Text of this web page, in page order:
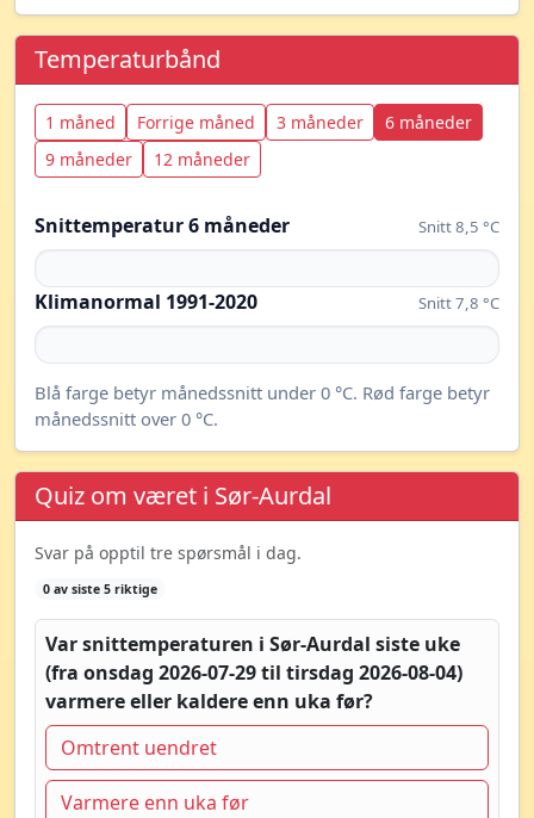
Temperaturbånd
1 måned Forrige måned 3 måneder
6 måneder
9 måneder
12 måneder
Snittemperatur 6 måneder Snitt 8,5 °C
Klimanormal 1991-2020 Snitt 7,8 °C
Blå farge betyr månedssnitt under 0 °C. Rød farge betyr
månedssnitt over 0 °C.
Quiz om været i Sør-Aurdal
Svar på opptil tre spørsmål i dag.
0 av siste 5 riktige
Var snittemperaturen i Sør-Aurdal siste uke
(fra onsdag 2026-07-29 til tirsdag 2026-08-04)
varmere eller kaldere enn uka før?
Omtrent uendret
Varmere enn uka før